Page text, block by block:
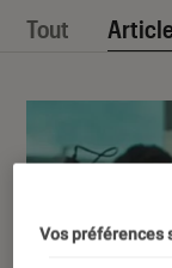
Tout
Vos préférences